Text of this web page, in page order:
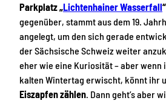
Parkplatz „Lichtenhainer Wasserfall“
gegenüber, stammt aus dem 19.
angelegt, um den sich gerade
der Sächsische Schweiz weiter
eher wie eine Kuriosität – aber
kalten Wintertag erwischt, könnt ihr
Eiszapfen zählen. Dann geht’s aber